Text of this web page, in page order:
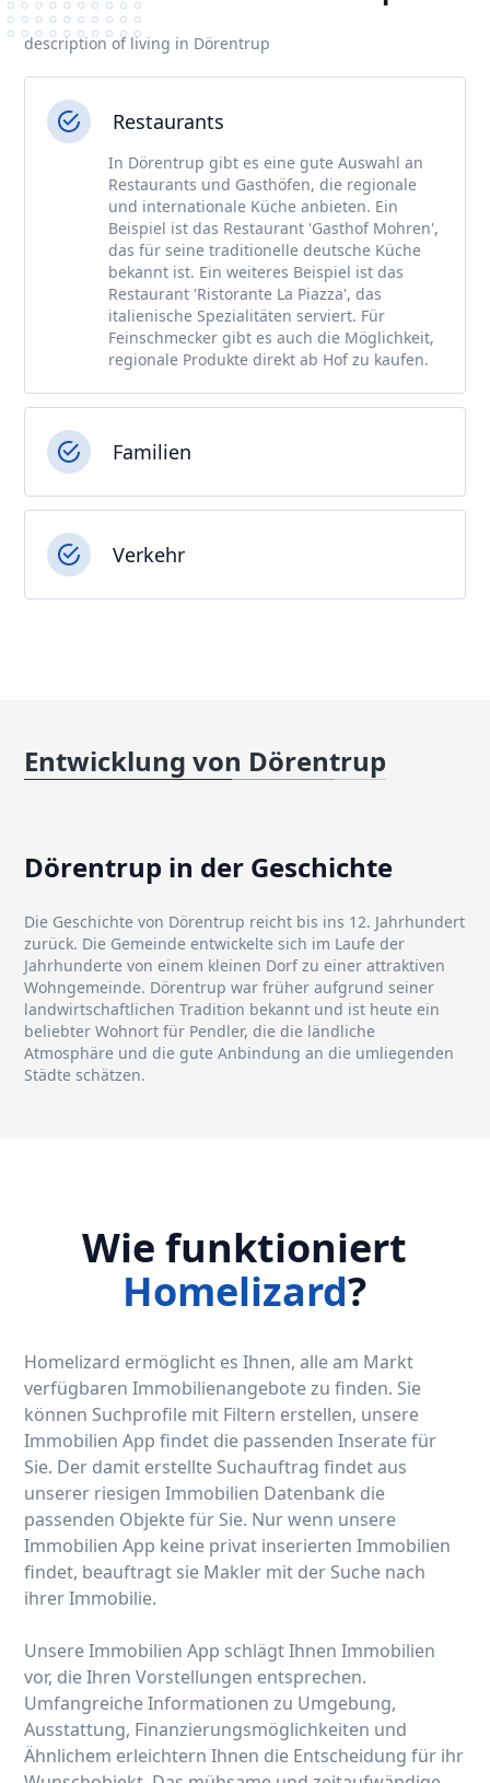
description of living in Dörentrup
Restaurants
In Dörentrup gibt es eine gute Auswahl an
Restaurants und Gasthöfen, die regionale
und internationale Küche anbieten. Ein
Beispiel ist das Restaurant 'Gasthof Mohren',
das für seine traditionelle deutsche Küche
bekannt ist. Ein weiteres Beispiel ist das
Restaurant 'Ristorante La Piazza', das
italienische Spezialitäten serviert. Für
Feinschmecker gibt es auch die Möglichkeit,
regionale Produkte direkt ab Hof zu kaufen.
Familien
Verkehr
Entwicklung von Dörentrup
Dörentrup in der Geschichte
Die Geschichte von Dörentrup reicht bis ins 12. Jahrhundert
zurück. Die Gemeinde entwickelte sich im Laufe der
Jahrhunderte von einem kleinen Dorf zu einer attraktiven
Wohngemeinde. Dörentrup war früher aufgrund seiner
landwirtschaftlichen Tradition bekannt und ist heute ein
beliebter Wohnort für Pendler, die die ländliche
Atmosphäre und die gute Anbindung an die umliegenden
Städte schätzen.
Wie funktioniert
Homelizard?
Homelizard ermöglicht es Ihnen, alle am Markt
verfügbaren Immobilienangebote zu finden. Sie
können Suchprofile mit Filtern erstellen, unsere
Immobilien App findet die passenden Inserate für
Sie. Der damit erstellte Suchauftrag findet aus
unserer riesigen Immobilien Datenbank die
passenden Objekte für Sie. Nur wenn unsere
Immobilien App keine privat inserierten Immobilien
findet, beauftragt sie Makler mit der Suche nach
ihrer Immobilie.
Unsere Immobilien App schlägt Ihnen Immobilien
vor, die Ihren Vorstellungen entsprechen.
Umfangreiche Informationen zu Umgebung,
Ausstattung, Finanzierungsmöglichkeiten und
Ähnlichem erleichtern Ihnen die Entscheidung für ihr